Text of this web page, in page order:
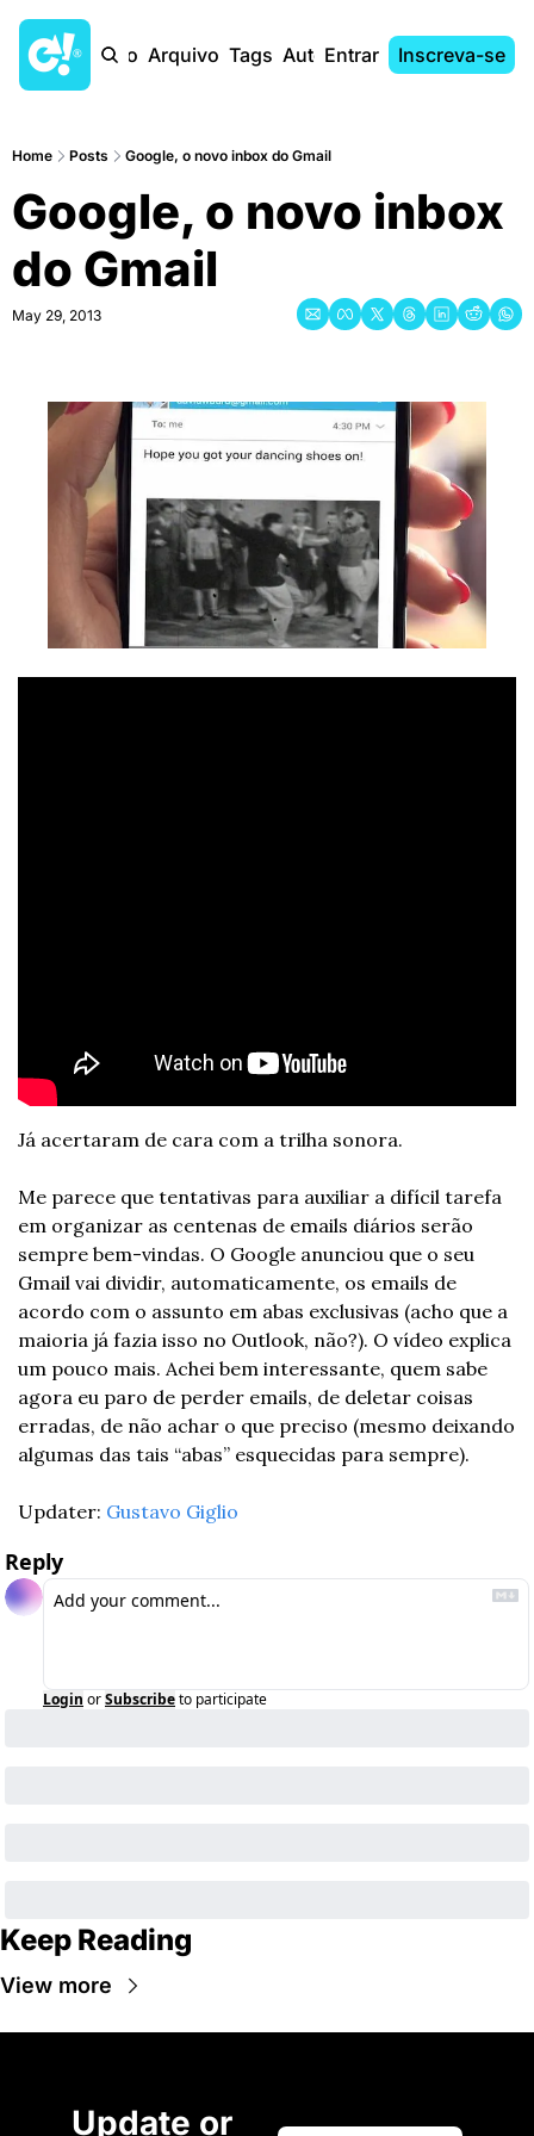
Início Arquivo Tags AutoresEntrar Inscreva-se
Home Posts Google, o novo inbox do Gmail
Google, o novo inbox
do Gmail
May 29, 2013
Já acertaram de cara com a trilha sonora.
Me parece que tentativas para auxiliar a difícil tarefa
em organizar as centenas de emails diários serão
sempre bem-vindas. O Google anunciou que o seu
Gmail vai dividir, automaticamente, os emails de
acordo com o assunto em abas exclusivas (acho que a
maioria já fazia isso no Outlook, não?). O vídeo explica
um pouco mais. Achei bem interessante, quem sabe
agora eu paro de perder emails, de deletar coisas
erradas, de não achar o que preciso (mesmo deixando
algumas das tais “abas” esquecidas para sempre).
Updater: Gustavo Giglio
Reply
Login orSubscribeto participate
Keep Reading
View more
Update or